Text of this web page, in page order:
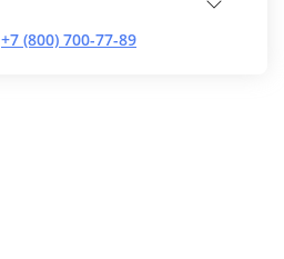
+7 (800) 700-77-89